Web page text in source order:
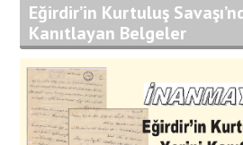
Eğirdir’in Kurtuluş
Kanıtlayan Belgeler